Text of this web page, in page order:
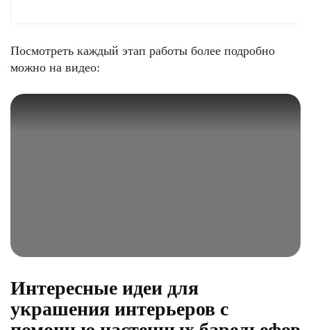
Посмотреть каждый этап работы более подробно
можно на видео:
Интересные идеи для
украшения интерьеров с